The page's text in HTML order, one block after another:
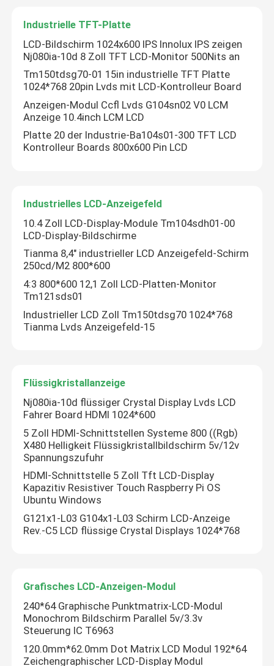
Produkte
Videos
Über uns
Qualitätskontrolle
Kontakt mit uns
Einteilige Computer
TFT LCD-Anzeigen-Modul
Anzeige TFTs HD
TFT-Noten-Bildschirmanzeige
Industrielle TFT-Platte
Industrielles LCD-Anzeigefeld
Industrielle TFT-Platte
LCD-Bildschirm 1024x600 IPS Innolux IPS zeigen
Nj080ia-10d 8 Zoll TFT LCD-Monitor 500Nits an
Tm150tdsg70-01 15in industrielle TFT Platte
1024*768 20pin Lvds mit LCD-Kontrolleur Board
Anzeigen-Modul Ccfl Lvds G104sn02 V0 LCM
Anzeige 10.4inch LCM LCD
Platte 20 der Industrie-Ba104s01-300 TFT LCD
Kontrolleur Boards 800x600 Pin LCD
Industrielles LCD-Anzeigefeld
10.4 Zoll LCD-Display-Module Tm104sdh01-00
LCD-Display-Bildschirme
Tianma 8,4" industrieller LCD Anzeigefeld-Schirm
250cd/M2 800*600
4:3 800*600 12,1 Zoll LCD-Platten-Monitor
Tm121sds01
Industrieller LCD Zoll Tm150tdsg70 1024*768
Tianma Lvds Anzeigefeld-15
Flüssigkristallanzeige
Nj080ia-10d flüssiger Crystal Display Lvds LCD
Fahrer Board HDMI 1024*600
5 Zoll HDMI-Schnittstellen Systeme 800 ((Rgb)
X480 Helligkeit Flüssigkristallbildschirm 5v/12v
Spannungszufuhr
HDMI-Schnittstelle 5 Zoll Tft LCD-Display
Kapazitiv Resistiver Touch Raspberry Pi OS
Ubuntu Windows
G121x1-L03 G104x1-L03 Schirm LCD-Anzeige
Rev.-C5 LCD flüssige Crystal Displays 1024*768
Grafisches LCD-Anzeigen-Modul
240*64 Graphische Punktmatrix-LCD-Modul
Monochrom Bildschirm Parallel 5v/3.3v
Steuerung IC T6963
120.0mm*62.0mm Dot Matrix LCD Modul 192*64
Zeichengraphischer LCD-Display Modul